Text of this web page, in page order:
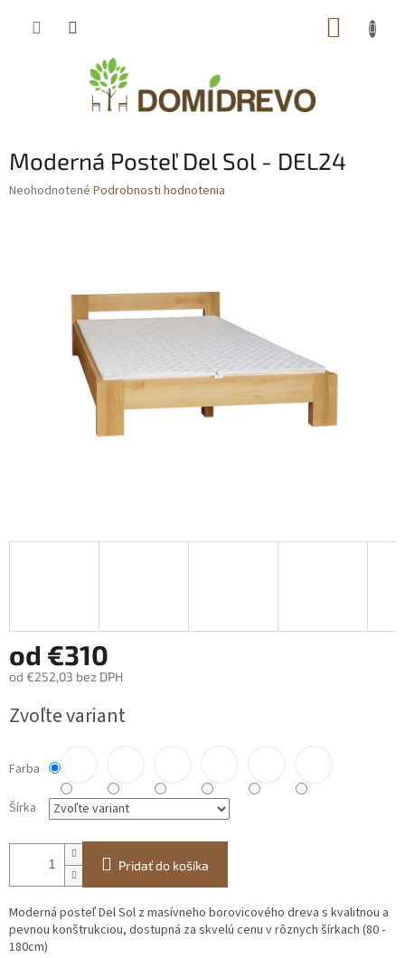
Moderná Posteľ Del Sol - DEL24
Priemerné
Neohodnotené Podrobnosti hodnotenia
od €310
od €252,03 bez DPH
cena:
Zvoľte variant
Farba
Šírka
Pridať do košíka
Moderná posteľ Del Sol z masívneho borovicového dreva s kvalitnou a
pevnou konštrukciou, dostupná za skvelú cenu v rôznych šírkach (80 -
180cm)